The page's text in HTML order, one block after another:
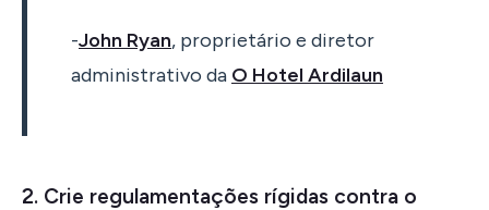
-John Ryan, proprietário e diretor
administrativo da O Hotel Ardilaun
2. Crie regulamentações rígidas contra o